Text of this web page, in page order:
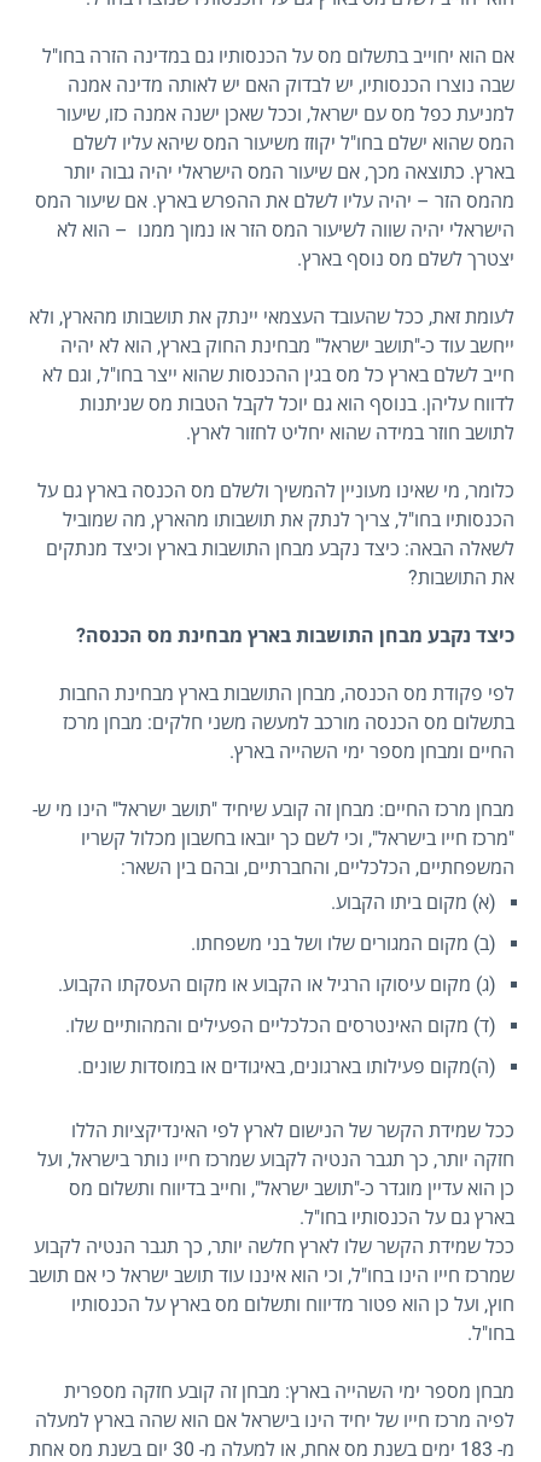
אם הוא יחוייב בתשלום מס על הכנסותיו גם במדינה הזרה בחו"ל
שבה נוצרו הכנסותיו, יש לבדוק האם יש לאותה מדינה אמנה
למניעת כפל מס עם ישראל, וככל שאכן ישנה אמנה כזו, שיעור
המס שהוא ישלם בחו"ל יקוזז משיעור המס שיהא עליו לשלם
בארץ. כתוצאה מכך, אם שיעור המס הישראלי יהיה גבוה יותר
מהמס הזר – יהיה עליו לשלם את ההפרש בארץ. אם שיעור המס
הישראלי יהיה שווה לשיעור המס הזר או נמוך ממנו – הוא לא
יצטרך לשלם מס נוסף בארץ.
לעומת זאת, ככל שהעובד העצמאי יינתק את תושבותו מהארץ, ולא
ייחשב עוד כ-"תושב ישראל" מבחינת החוק בארץ, הוא לא יהיה
חייב לשלם בארץ כל מס בגין ההכנסות שהוא ייצר בחו"ל, וגם לא
לדווח עליהן. בנוסף הוא גם יוכל לקבל הטבות מס שניתנות
לתושב חוזר במידה שהוא יחליט לחזור לארץ.
כלומר, מי שאינו מעוניין להמשיך ולשלם מס הכנסה בארץ גם על
הכנסותיו בחו"ל, צריך לנתק את תושבותו מהארץ, מה שמוביל
לשאלה הבאה: כיצד נקבע מבחן התושבות בארץ וכיצד מנתקים
את התושבות?
כיצד נקבע מבחן התושבות בארץ מבחינת מס הכנסה?
לפי פקודת מס הכנסה, מבחן התושבות בארץ מבחינת החבות
בתשלום מס הכנסה מורכב למעשה משני חלקים: מבחן מרכז
החיים ומבחן מספר ימי השהייה בארץ.
מבחן מרכז החיים: מבחן זה קובע שיחיד "תושב ישראל" הינו מי ש-
"מרכז חייו בישראל", וכי לשם כך יובאו בחשבון מכלול קשריו
המשפחתיים, הכלכליים, והחברתיים, ובהם בין השאר:
(א) מקום ביתו הקבוע.
(ב) מקום המגורים שלו ושל בני משפחתו.
(ג) מקום עיסוקו הרגיל או הקבוע או מקום העסקתו הקבוע.
(ד) מקום האינטרסים הכלכליים הפעילים והמהותיים שלו.
(ה)מקום פעילותו בארגונים, באיגודים או במוסדות שונים.
ככל שמידת הקשר של הנישום לארץ לפי האינדיקציות הללו
חזקה יותר, כך תגבר הנטיה לקבוע שמרכז חייו נותר בישראל, ועל
כן הוא עדיין מוגדר כ-"תושב ישראל", וחייב בדיווח ותשלום מס
בארץ גם על הכנסותיו בחו"ל.
ככל שמידת הקשר שלו לארץ חלשה יותר, כך תגבר הנטיה לקבוע
שמרכז חייו הינו בחו"ל, וכי הוא איננו עוד תושב ישראל כי אם תושב
חוץ, ועל כן הוא פטור מדיווח ותשלום מס בארץ על הכנסותיו
בחו"ל.
מבחן מספר ימי השהייה בארץ: מבחן זה קובע חזקה מספרית
לפיה מרכז חייו של יחיד הינו בישראל אם הוא שהה בארץ למעלה
מ- 183 ימים בשנת מס אחת, או למעלה מ- 30 יום בשנת מס אחת